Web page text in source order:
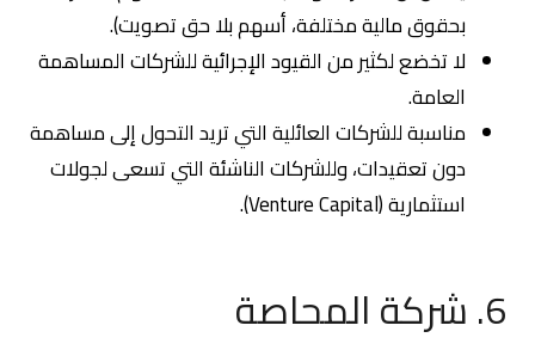
بحقوق مالية مختلفة، أسهم بلا حق تصويت).
لا تخضع لكثير من القيود الإجرائية للشركات المساهمة
العامة.
مناسبة للشركات العائلية التي تريد التحول إلى مساهمة
دون تعقيدات، وللشركات الناشئة التي تسعى لجولات
استثمارية (Venture Capital).
6. شركة المحاصة